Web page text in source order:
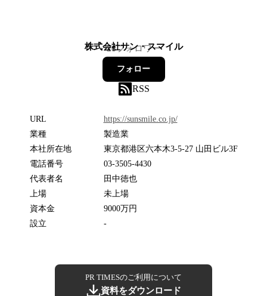
株式会社サン・スマイル
28フォロワー
フォロー
RSS
URL
https://sunsmile.co.jp/
業種
製造業
本社所在地
東京都港区六本木3-5-27 山田ビル3F
電話番号
03-3505-4430
代表者名
田中徳也
上場
未上場
資本金
9000万円
設立
-
PR TIMESのご利用について
資料をダウンロード